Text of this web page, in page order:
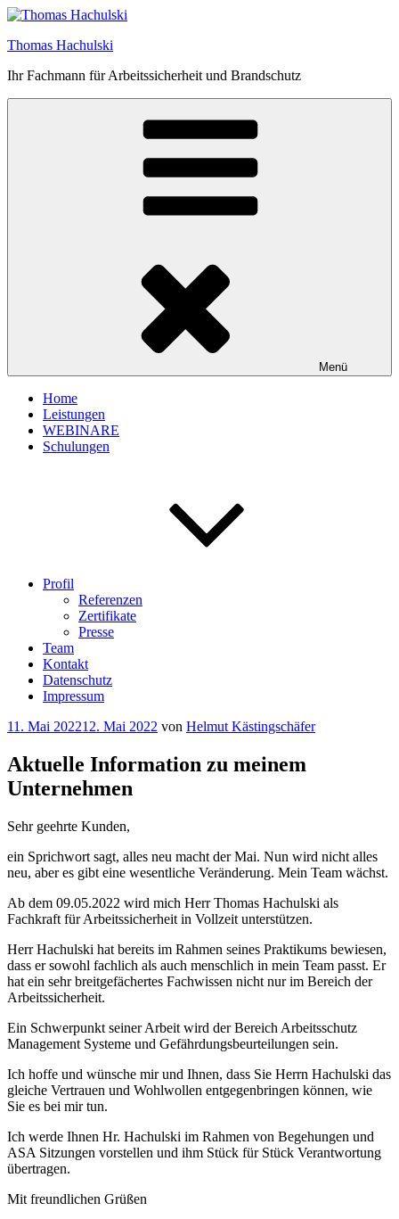
Zum
springen
Thomas Hachulski
Ihr Fachmann für Arbeitssicherheit und Brandschutz
Menü
Home
Leistungen
WEBINARE
Schulungen
Profil
Referenzen
Zertifikate
Presse
Team
Kontakt
Datenschutz
Impressum
Veröffentlicht
11. Mai 202212. Mai 2022 von Helmut Kästingschäfer
Aktuelle Information zu meinem
Unternehmen
Sehr geehrte Kunden,
ein Sprichwort sagt, alles neu macht der Mai. Nun wird nicht alles
neu, aber es gibt eine wesentliche Veränderung. Mein Team wächst.
Ab dem 09.05.2022 wird mich Herr Thomas Hachulski als
Fachkraft für Arbeitssicherheit in Vollzeit unterstützen.
Herr Hachulski hat bereits im Rahmen seines Praktikums bewiesen,
dass er sowohl fachlich als auch menschlich in mein Team passt. Er
hat ein sehr breitgefächertes Fachwissen nicht nur im Bereich der
Arbeitssicherheit.
Ein Schwerpunkt seiner Arbeit wird der Bereich Arbeitsschutz
Management Systeme und Gefährdungsbeurteilungen sein.
Ich hoffe und wünsche mir und Ihnen, dass Sie Herrn Hachulski das
gleiche Vertrauen und Wohlwollen entgegenbringen können, wie
Sie es bei mir tun.
Ich werde Ihnen Hr. Hachulski im Rahmen von Begehungen und
ASA Sitzungen vorstellen und ihm Stück für Stück Verantwortung
übertragen.
Mit freundlichen Grüßen